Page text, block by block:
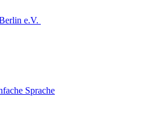
Sprache